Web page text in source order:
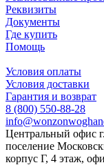
Реквизиты
Документы
Где купить
Помощь
Условия оплаты
Условия доставки
Гарантия и возврат
8 (800) 550-88-28
Центральный офис
поселение
корпус Г, 4 этаж,